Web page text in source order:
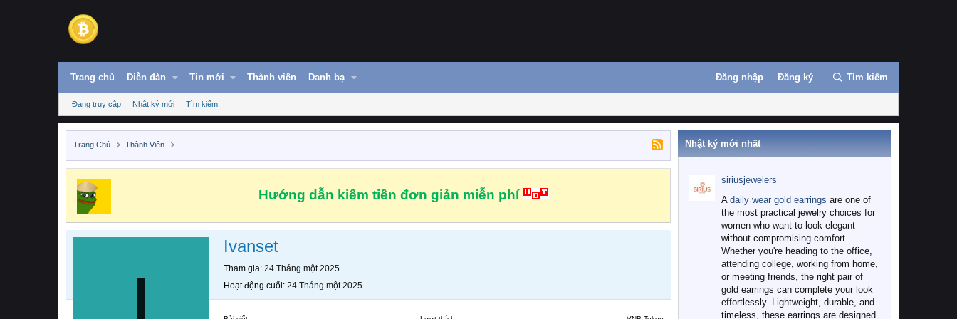
Trang chủ Diễn đàn Tin mới Thành viên Danh bạ Đăng nhập Đăng ký Tìm kiếm
Đang truy cập Nhật ký mới Tìm kiếm
Trang Chủ Thành Viên
Hướng dẫn kiếm tiền đơn giản miễn phí
Ivanset
Tham gia 24 Tháng một 2025
Hoạt động cuối 24 Tháng một 2025
Nhật ký mới nhất
siriusjewelers
A daily wear gold earrings are one of
the most practical jewelry choices for
women who want to look elegant
without compromising comfort.
Whether you're heading to the office,
attending college, working from home,
or meeting friends, the right pair of
gold earrings can complete your look
effortlessly. Lightweight, durable, and
timeless, these earrings are designed